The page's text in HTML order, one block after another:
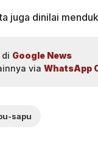
juga dinilai
Google News
via WhatsApp
sapu